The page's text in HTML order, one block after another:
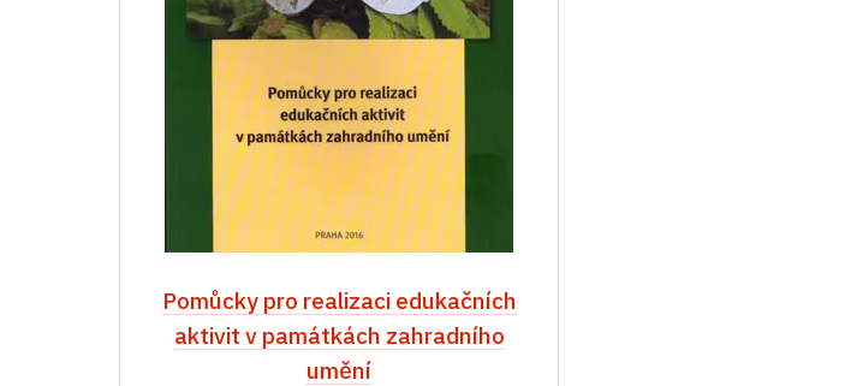
Pomůcky pro realizaci edukačních
aktivit v památkách zahradního
umění